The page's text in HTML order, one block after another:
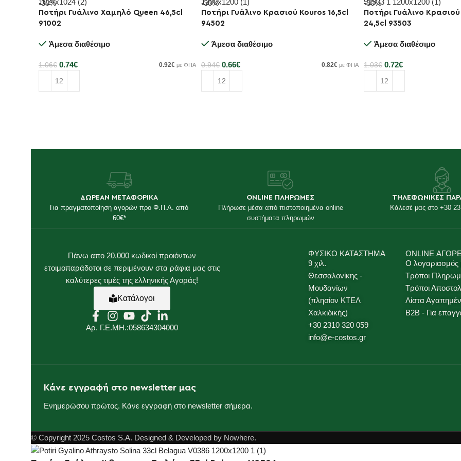
-30%
Ποτήρι Γυάλινο Χαμηλό Queen 46,5cl
91002
Άμεσα διαθέσιμο
1.06€ 0.74€ 0.92€ με ΦΠΑ
-30%
Ποτήρι Γυάλινο Κρασιού Kouros 16,5cl
94502
Άμεσα διαθέσιμο
0.94€ 0.66€ 0.82€ με ΦΠΑ
-30%
Ποτήρι Γυάλινο
24,5cl 93503
Άμεσα διαθέσιμο
1.03€ 0.72€
ΔΩΡΕΑΝ ΜΕΤΑΦΟΡΙΚΑ
Για πραγματοποίηση αγορών προ Φ.Π.Α. από
60€*
ONLINE ΠΛΗΡΩΜΕΣ
Πλήρωσε μέσα από πιστοποιημένα online
συστήματα πληρωμών
ΤΗΛΕΦΩΝΙΚΕΣ
Κάλεσέ μας στο +30
Πάνω απο 20.000 κωδικοί προιόντων
ετοιμοπαράδοτοι σε περιμένουν στα ράφια μας στις
καλύτερες τιμές της ελληνικής Αγοράς!
Κατάλογοι
Αρ. Γ.Ε.ΜΗ.:058634304000
ΦΥΣΙΚΟ ΚΑΤΑΣΤΗΜΑ
9 χιλ.
Θεσσαλονίκης -
Μουδανίων
(πλησίον ΚΤΕΛ
Χαλκιδικής)
+30 2310 320 059
info@e-costos.gr
ONLINE
Ο λογαριασμός
Τρόποι
Τρόποι
Λίστα
B2B - Για
Κάνε εγγραφή στο newsletter μας
Ενημερώσου πρώτος. Κάνε εγγραφή στο newsletter σήμερα.
© Copyright 2025 Costos S.A. Designed & Developed by Nowhere.